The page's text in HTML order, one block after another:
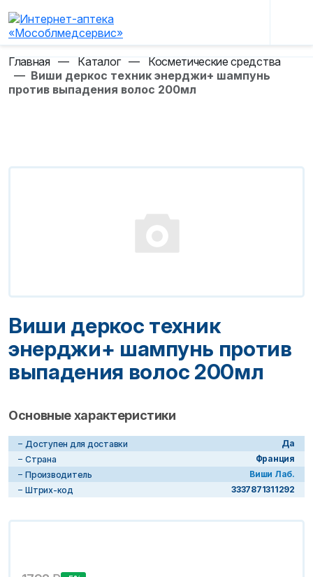
Главная — Каталог — Косметические средства
— Виши деркос техник энерджи+ шампунь
против выпадения волос 200мл
Виши деркос техник
энерджи+ шампунь против
выпадения волос 200мл
Основные характеристики
Доступен для доставки
Да
Страна
Франция
Производитель
Виши Лаб.
Штрих-код
3337871311292